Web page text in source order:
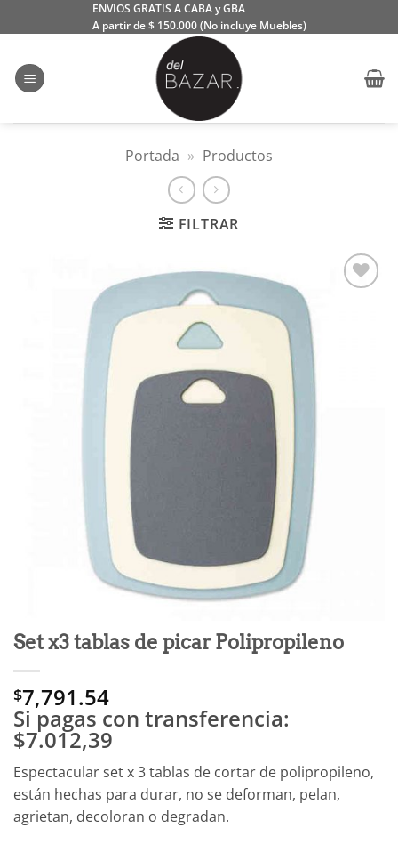
al
ENVIOS GRATIS A CABA y GBA
A partir de $ 150.000 (No incluye Muebles)
Portada » Productos
FILTRAR
Set x3 tablas de picar Polipropileno
$7,791.54
Si pagas con transferencia:
$7.012,39
Espectacular set x 3 tablas de cortar de polipropileno,
están hechas para durar, no se deforman, pelan,
agrietan, decoloran o degradan.